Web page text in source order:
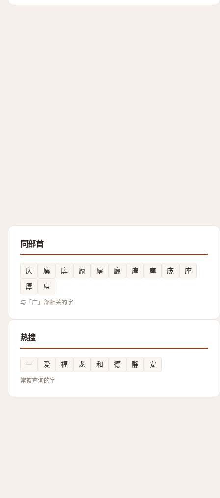
同部首
庂 廙 㢅 龐 廜 廲 庨 庳 㡲
座
㢓
㢄
与「广」部相关的字
热搜
一 爱 福 龙 和 德 静 安
常被查询的字